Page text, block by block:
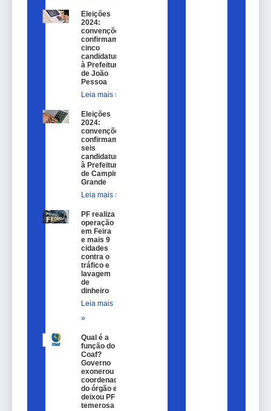
Eleições
2024:
convenções
confirmam
cinco
candidaturas
à Prefeitura
de João
Pessoa
Leia mais »
Eleições
2024:
convenções
confirmam
seis
candidaturas
à Prefeitura
de Campina
Grande
Leia mais »
PF realiza
operação
em Feira
e mais 9
cidades
contra o
tráfico e
lavagem
de
dinheiro
Leia mais
»
Qual é a
função do
Coaf?
Governo
exonerou
coordenador
do órgão e
deixou PF
temerosa